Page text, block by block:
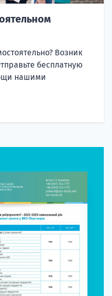
Возник
бесплатную
нашими